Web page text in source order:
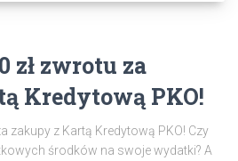
zł zwrotu za
Kredytową PKO!
zakupy z Kartą Kredytową PKO! Czy
środków na swoje wydatki? A